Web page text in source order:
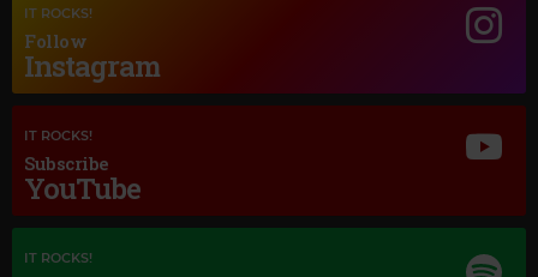
IT ROCKS!
Follow
Instagram
IT ROCKS!
Subscribe
YouTube
IT ROCKS!